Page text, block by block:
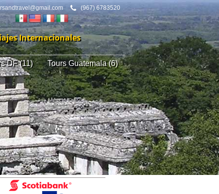
(967) 6783520
Internacionales
DF (11) Tours Guatemala (6)